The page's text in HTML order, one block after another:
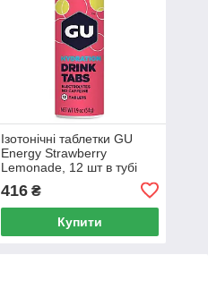
Ізотонічні таблетки GU
Energy Strawberry
Lemonade, 12 шт в тубі
416₴
Купити